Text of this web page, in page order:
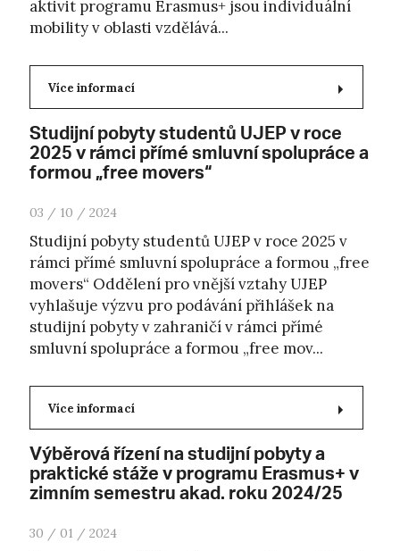
aktivit programu Erasmus+ jsou individuální
mobility v oblasti vzdělává...
Více informací
Studijní pobyty studentů UJEP v roce
2025 v rámci přímé smluvní spolupráce a
formou „free movers“
03 / 10 / 2024
Studijní pobyty studentů UJEP v roce 2025 v
rámci přímé smluvní spolupráce a formou „free
movers“ Oddělení pro vnější vztahy UJEP
vyhlašuje výzvu pro podávání přihlášek na
studijní pobyty v zahraničí v rámci přímé
smluvní spolupráce a formou „free mov...
Více informací
Výběrová řízení na studijní pobyty a
praktické stáže v programu Erasmus+ v
zimním semestru akad. roku 2024/25
30 / 01 / 2024